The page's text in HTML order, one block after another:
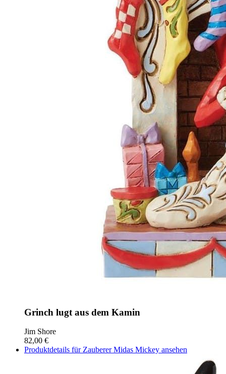
Grinch lugt aus dem Kamin
Jim Shore
82,00 €
Produktdetails für Zauberer Midas Mickey ansehen